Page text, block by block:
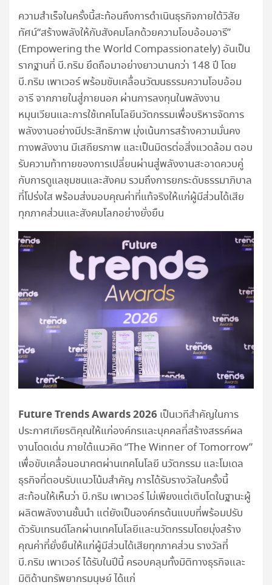
ความสำเร็จในครั้งนี้สะท้อนถึงการดำเนินธุรกิจภายใต้วิสัย
ทัศน์“สร้างพลังให้กับสังคมโลกด้วยความโอบอ้อมอารี”
(Empowering the World Compassionately) อันเป็น
รากฐานที่ บี.กริม ยึดถือมาอย่างยาวนานกว่า 148 ปี โดย
บี.กริม เพาเวอร์ พร้อมขับเคลื่อนวัฒนธรรมความโอบอ้อม
อารี จากภายในสู่ภายนอก ผ่านการลงทุนในพลังงาน
หมุนเวียนและการใช้เทคโนโลยีนวัตกรรมเพื่อบริหารจัดการ
พลังงานอย่างมีประสิทธิภาพ มุ่งเน้นการสร้างความมั่นคง
ทางพลังงาน มีเสถียรภาพ และเป็นมิตรต่อสิ่งแวดล้อม ตอบ
รับความท้าทายของการเปลี่ยนผ่านสู่พลังงานสะอาดควบคู่
กับการดูแลชุมชนและสังคม รวมถึงการยกระดับธรรมาภิบาล
ที่โปร่งใส พร้อมส่งมอบคุณค่าที่แท้จริงให้แก่ผู้มีส่วนได้เสีย
ทุกภาคส่วนและสังคมโลกอย่างยั่งยืน
Future Trends Awards 2026 เป็นเวทีสำคัญในการ
ประกาศเกียรติคุณให้แก่องค์กรและบุคคลที่สร้างสรรค์ผล
งานโดดเด่น ภายใต้แนวคิด “The Winner of Tomorrow”
เพื่อขับเคลื่อนอนาคตผ่านเทคโนโลยี นวัตกรรม และโมเดล
ธุรกิจที่ตอบรับแนวโน้มสำคัญ การได้รับรางวัลในครั้งนี้
สะท้อนให้เห็นว่า บี.กริม เพาเวอร์ ไม่เพียงแต่เติบโตในฐานะผู้
ผลิตพลังงานชั้นนำ แต่ยังเป็นองค์กรต้นแบบที่พร้อมปรับ
ตัวรับเทรนด์โลกผ่านเทคโนโลยีและนวัตกรรมโดยมุ่งสร้าง
คุณค่าที่ยั่งยืนให้แก่ผู้มีส่วนได้เสียทุกภาคส่วน รางวัลที่
บี.กริม เพาเวอร์ ได้รับในปีนี้ ครอบคลุมทั้งมิติทางธุรกิจและ
มิติด้านทรัพยากรมนุษย์ ได้แก่